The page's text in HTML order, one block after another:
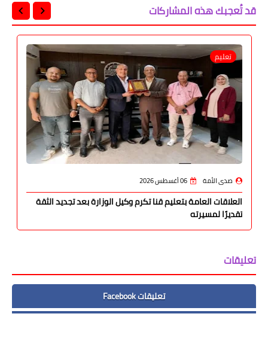
قد تُعجبك هذه المشاركات
تعليم
صدى الأمة 06 أغسطس 2026
العلاقات العامة بتعليم قنا تكرم وكيل الوزارة بعد تجديد الثقة
تقديرًا لمسيرته
تعليقات
تعليقات Facebook